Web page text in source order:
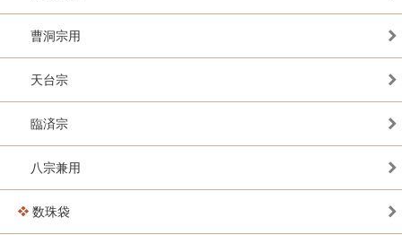
曹洞宗用
天台宗
臨済宗
八宗兼用
数珠袋